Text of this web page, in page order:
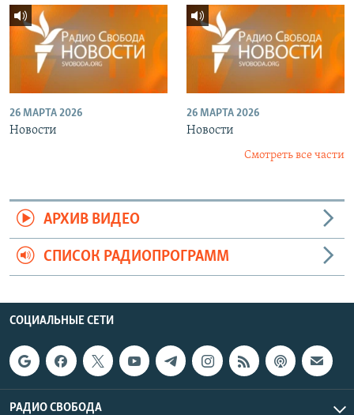
26 МАРТА 2026
Новости
26 МАРТА 2026
Новости
Смотреть все части
АРХИВ ВИДЕО
СПИСОК РАДИОПРОГРАММ
СОЦИАЛЬНЫЕ СЕТИ
РАДИО СВОБОДА